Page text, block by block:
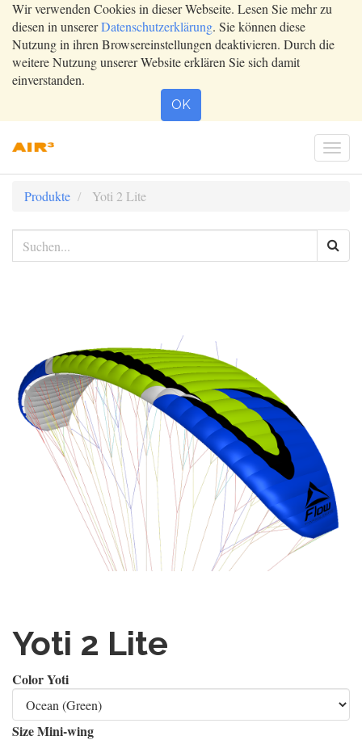
Wir verwenden Cookies in dieser Webseite. Lesen Sie mehr zu
diesen in unsererDatenschutzerklärung. Sie können diese
Nutzung in ihren Browsereinstellungen deaktivieren. Durch die
weitere Nutzung unserer Website erklären Sie sich damit
einverstanden.
OK
Produkte Yoti 2 Lite
Yoti 2 Lite
Color Yoti
Size Mini-wing